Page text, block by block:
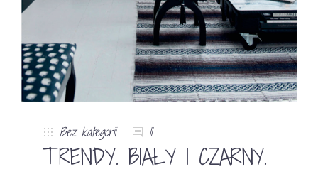
Bez kategorii 11
TRENDY. BIAŁY I CZARNY.